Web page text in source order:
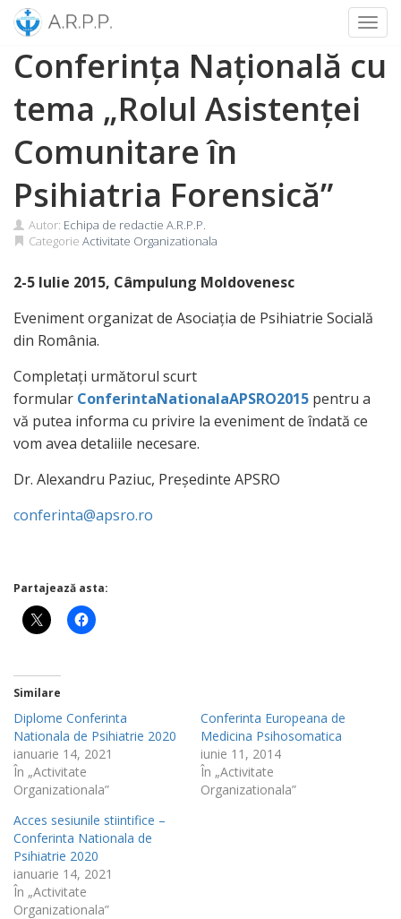
SkipConferința Națională cu
tema „Rolul Asistenței
Comunitare în
Psihiatria Forensică”
Autor: Echipa de redactie A.R.P.P.
Categorie Activitate Organizationala
2-5 Iulie 2015, Câmpulung Moldovenesc
Eveniment organizat de Asociația de Psihiatrie Socială
din România.
Completați următorul scurt
formular ConferintaNationalaAPSRO2015 pentru a
vă putea informa cu privire la eveniment de îndată ce
vom avea detaliile necesare.
Dr. Alexandru Paziuc, Președinte APSRO
conferinta@apsro.ro
Partajează asta:
Similare
Diplome Conferinta
Nationala de Psihiatrie 2020
ianuarie 14, 2021
În „Activitate
Organizationala”
Conferinta Europeana de
Medicina Psihosomatica
iunie 11, 2014
În „Activitate
Organizationala”
Acces sesiunile stiintifice –
Conferinta Nationala de
Psihiatrie 2020
ianuarie 14, 2021
În „Activitate
Organizationala”